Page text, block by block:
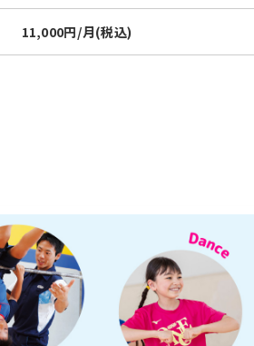
11,000円/月(税込)
the top page.
However, if you use an automatic
translation service, the Japanese
version of this website will be
translated mechanically, so it may
not be an accurate translation.
The translation may differ from the